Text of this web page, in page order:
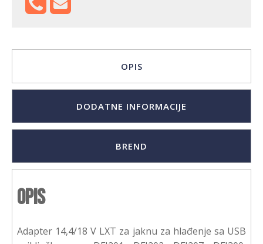
OPIS
DODATNE INFORMACIJE
BREND
Opis
Adapter 14,4/18 V LXT za jaknu za hlađenje sa USB